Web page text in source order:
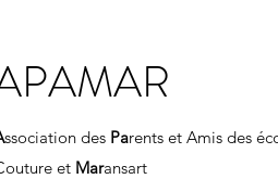
ssociation des Parents et Amis des
et Maransart